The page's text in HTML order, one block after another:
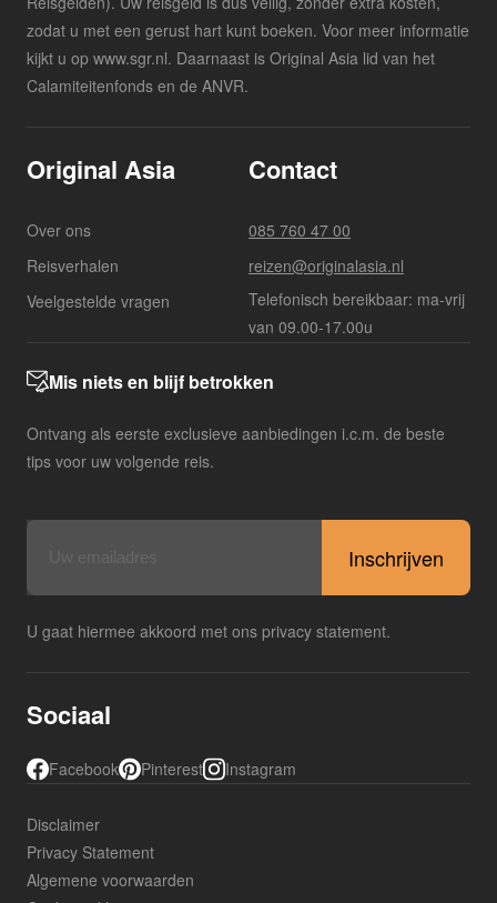
zodat u met een gerust hart kunt boeken. Voor meer informatie
kijkt u op www.sgr.nl. Daarnaast is Original Asia lid van het
Calamiteitenfonds en de ANVR.
Original Asia
Over ons
Reisverhalen
Veelgestelde vragen
Contact
085 760 47 00
reizen@originalasia.nl
Telefonisch bereikbaar: ma-vrij
van 09.00-17.00u
Mis niets en blijf betrokken
Ontvang als eerste exclusieve aanbiedingen i.c.m. de beste
tips voor uw volgende reis.
U gaat hiermee akkoord met ons privacy statement.
Sociaal
Facebook Pinterest Instagram
Disclaimer
Privacy Statement
Algemene voorwaarden